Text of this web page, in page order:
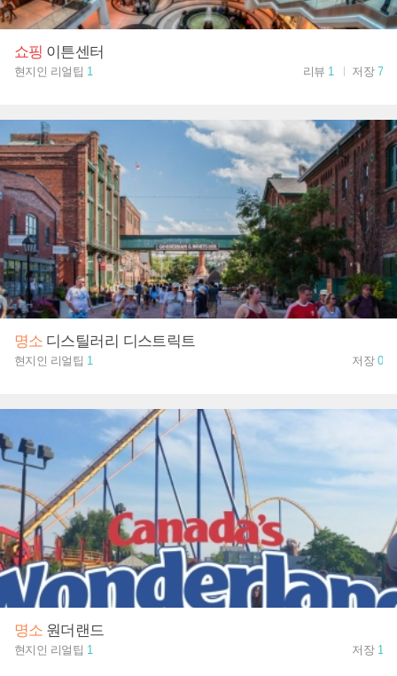
쇼핑 이튼센터
현지인 리얼팁 1 리뷰 1 저장 7
명소 디스틸러리 디스트릭트
현지인 리얼팁 1 저장 0
명소 원더랜드
현지인 리얼팁 1 저장 1